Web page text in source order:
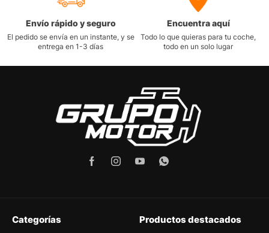
Envío rápido y seguro
El pedido se envía en un instante, y se
entrega en 1-3 días
Encuentra aquí
Todo lo que quieras para tu coche,
todo en un solo lugar
Categorías Productos destacados